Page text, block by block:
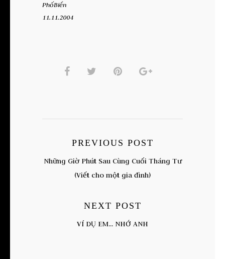
PhốBiển
11.11.2004
PREVIOUS POST
Những Giờ Phút Sau Cùng Cuối Tháng Tư
(Viết cho một gia đình)
NEXT POST
VÍ DỤ EM... NHỚ ANH